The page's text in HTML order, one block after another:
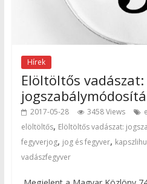
Hírek
Elöltöltős vadászat:
2017-05-28 3458 Views
elöltöltős, Elöltöltős vadászat:
fegyverjog, jog és fegyver, kapszlihu
vadászfegyver